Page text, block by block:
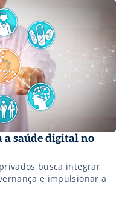
saúde digital no
busca integrar
e impulsionar a